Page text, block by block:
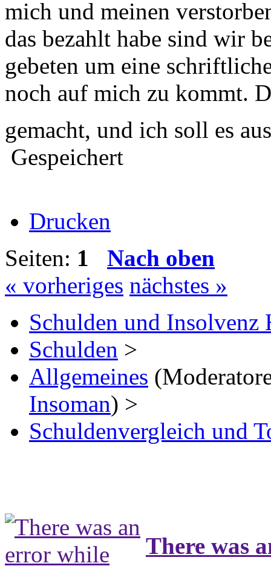
mich und meinen
das bezahlt habe sind wir
gebeten um eine
noch auf mich zu kommt.
gemacht, und ich soll es
Gespeichert
Drucken
Seiten: 1
Nach oben
« vorheriges nächstes »
Schulden und Insolvenz
Schulden >
Allgemeines
Insoman) >
Schuldenvergleich und
There was